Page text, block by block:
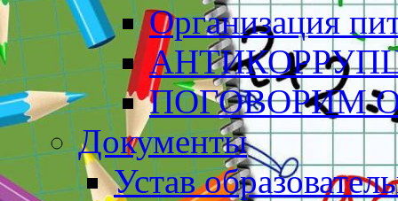
Организация
ПОГОВОРИМ
Документы
Устав